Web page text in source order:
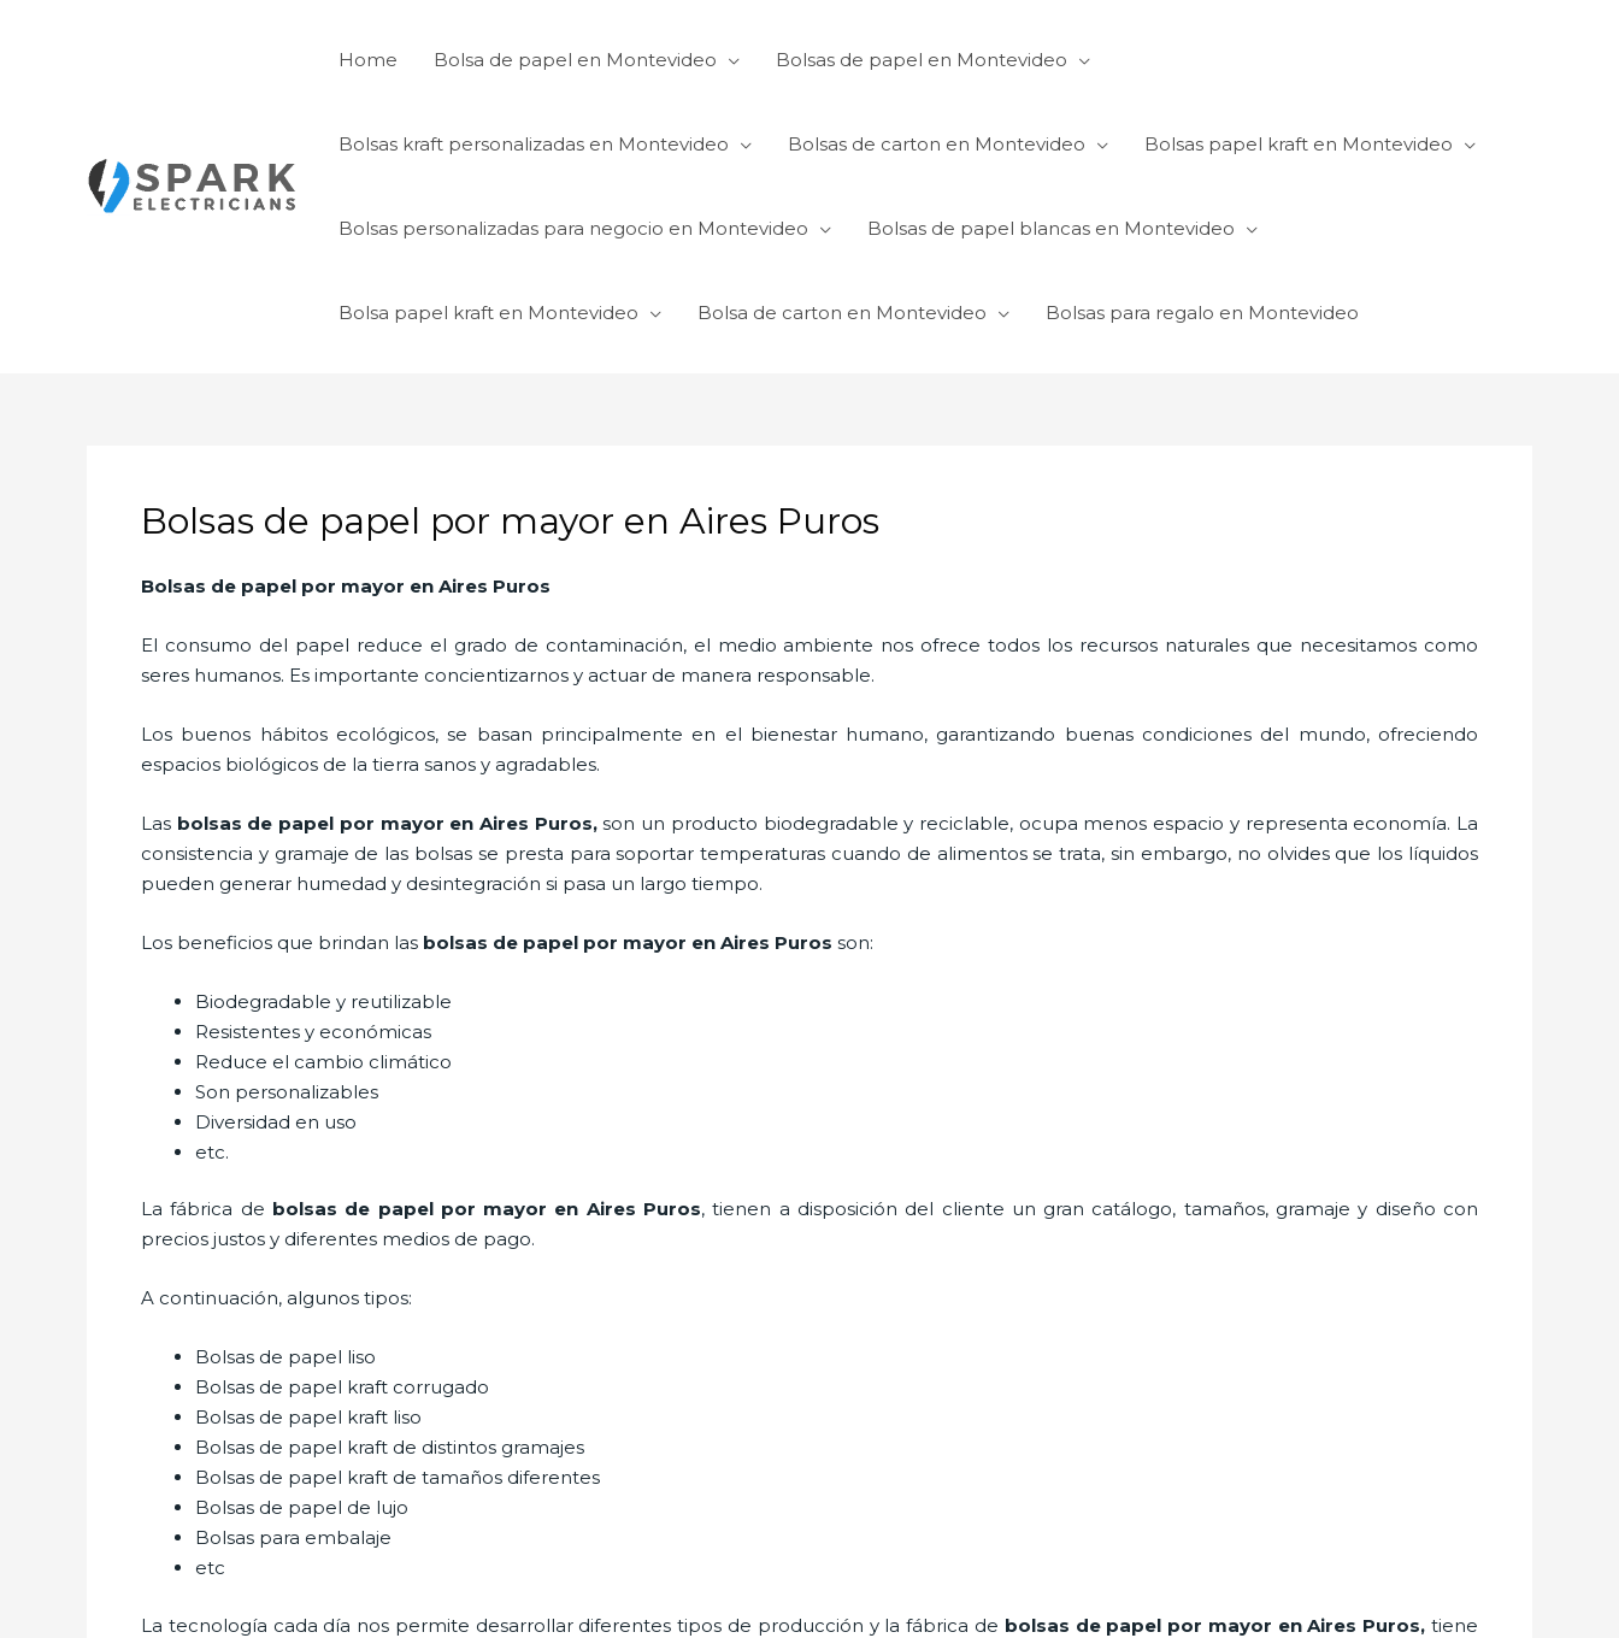
Home Bolsa de papel en Montevideo Bolsas de papel en Montevideo
Bolsas kraft personalizadas en Montevideo Bolsas de carton en Montevideo Bolsas papel kraft en Montevideo
Bolsas personalizadas para negocio en Montevideo Bolsas de papel blancas en Montevideo
Bolsa papel kraft en Montevideo Bolsa de carton en Montevideo Bolsas para regalo en Montevideo
Bolsas de papel por mayor en Aires Puros
Bolsas de papel por mayor en Aires Puros
El consumo del papel reduce el grado de contaminación, el medio ambiente nos ofrece todos los recursos naturales que necesitamos como
seres humanos. Es importante concientizarnos y actuar de manera responsable.
Los buenos hábitos ecológicos, se basan principalmente en el bienestar humano, garantizando buenas condiciones del mundo, ofreciendo
espacios biológicos de la tierra sanos y agradables.
Las bolsas de papel por mayor en Aires Puros,son un producto biodegradable y reciclable, ocupa menos espacio y representa economía. La
consistencia y gramaje de las bolsas se presta para soportar temperaturas cuando de alimentos se trata, sin embargo, no olvides que los líquidos
pueden generar humedad y desintegración si pasa un largo tiempo.
Los beneficios que brindan las bolsas de papel por mayor en Aires Puros son:
Biodegradable y reutilizable
Resistentes y económicas
Reduce el cambio climático
Son personalizables
Diversidad en uso
etc.
La fábrica de bolsas de papel por mayor en Aires Puros, tienen a disposición del cliente un gran catálogo, tamaños, gramaje y diseño con
precios justos y diferentes medios de pago.
A continuación, algunos tipos:
Bolsas de papel liso
Bolsas de papel kraft corrugado
Bolsas de papel kraft liso
Bolsas de papel kraft de distintos gramajes
Bolsas de papel kraft de tamaños diferentes
Bolsas de papel de lujo
Bolsas para embalaje
etc
La tecnología cada día nos permite desarrollar diferentes tipos de producción y la fábrica de bolsas de papel por mayor en Aires Puros, tiene